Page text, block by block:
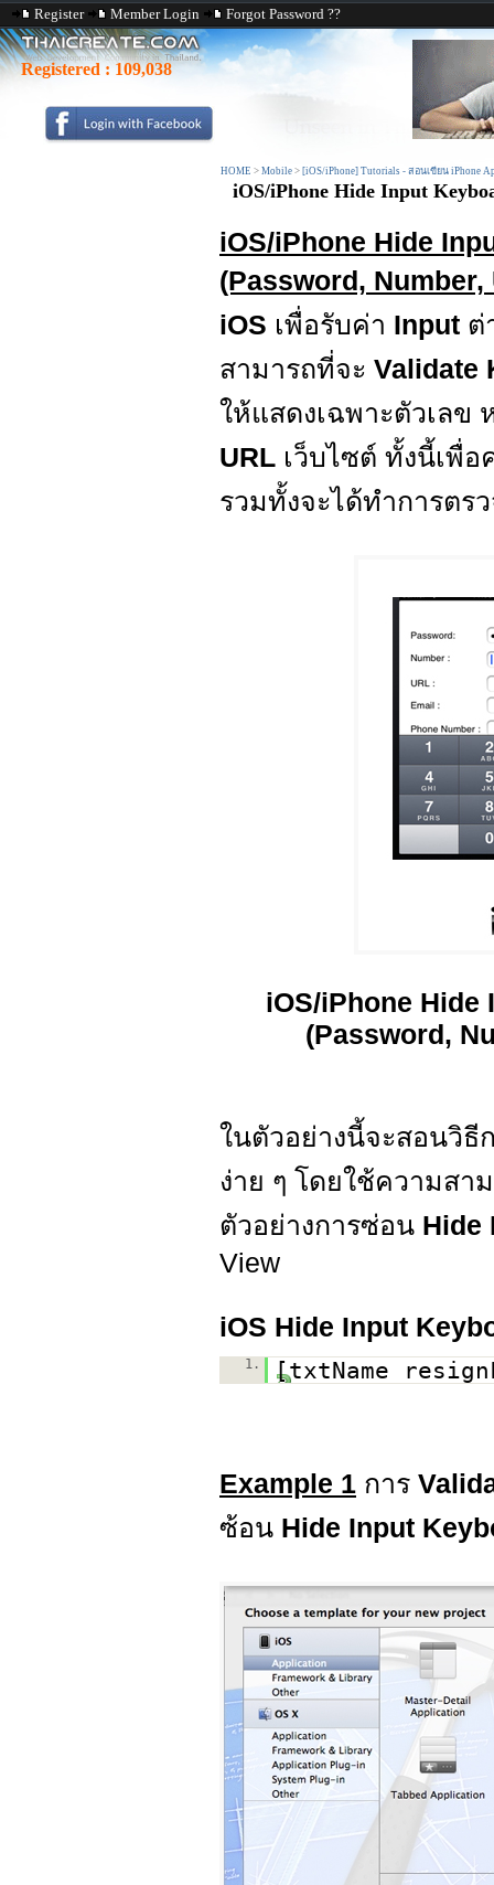
Register Member Login Forgot Password ??
Registered : 109,038
HOME > Mobile > [iOS/iPhone] Tutorials - สอนเขียน iPhone
iOS/iPhone Hide Input
iOS/iPhone Hide
(Password,
iOS เพื่อรับค่า Input ต่
สามารถที่จะ Validate
ให้แสดงเฉพาะตัวเลข
URL เว็บไซต์ ทั้งนี้เพื่
รวมทั้งจะได้ทำการตร
iOS/iPhone Hide
(Password,
ในตัวอย่างนี้จะสอนวิธี
ง่าย ๆ โดยใช้ความสา
ตัวอย่างการซ่อน Hide
View
iOS Hide Input
1. [txtName
Example 1 การ
ซ้อน Hide Input